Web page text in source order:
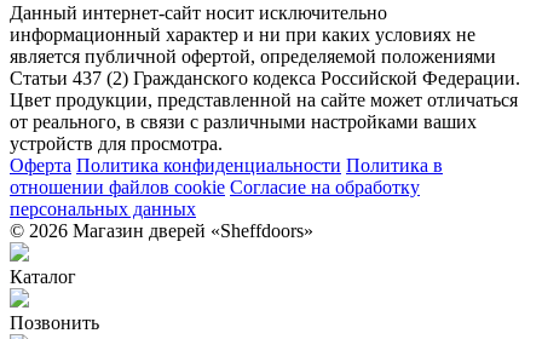
Данный интернет-сайт носит исключительно
информационный характер и ни при каких условиях не
является публичной офертой, определяемой положениями
Статьи 437 (2) Гражданского кодекса Российской Федерации.
Цвет продукции, представленной на сайте может отличаться
от реального, в связи с различными настройками ваших
устройств для просмотра.
Оферта Политика конфиденциальности Политика в
отношении файлов cookie Согласие на обработку
персональных данных
© 2026 Магазин дверей «Sheffdoors»
Каталог
Позвонить